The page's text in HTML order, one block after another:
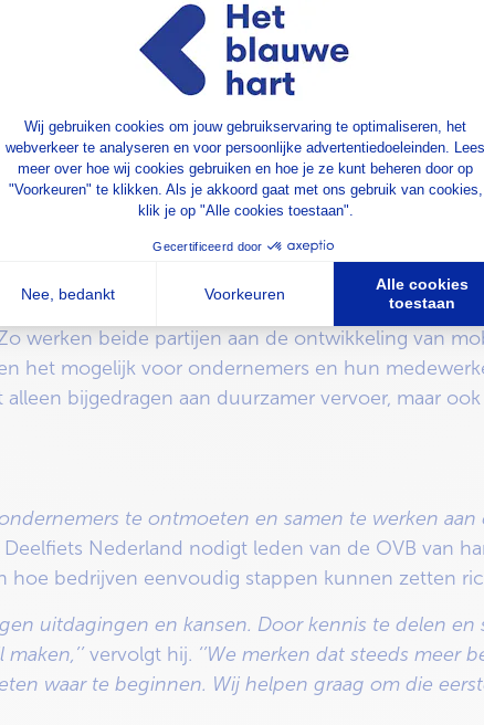
op het bedrijventerrein waar de OVB actief is
het vanzelfsprekend om zich aan te sluiten
mobiliteit, duurzaamheid, ondernemerschap
sleutel is tot echte verandering,’’aldus Oumar.
niet alleen onze eigen diensten verbeteren,
dan alleen een logische stap: er is een actieve
werken beide partijen aan de ontwikkeling van
het mogelijk voor ondernemers en hun
bijgedragen aan duurzamer vervoer, maar
ondernemers te ontmoeten en samen te werken
Deelfiets Nederland nodigt leden van de OVB van
hoe bedrijven eenvoudig stappen kunnen zetten
uitdagingen en kansen. Door kennis te delen
vervolgt hij. ‘’We merken dat steeds meer
waar te beginnen. Wij helpen graag om die